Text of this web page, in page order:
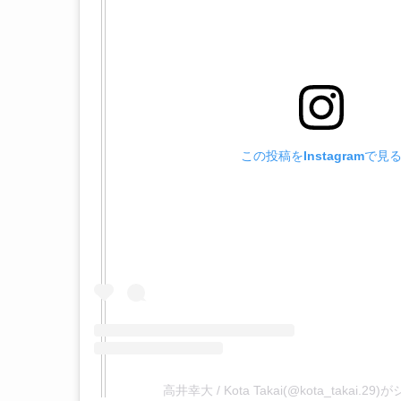
この投稿をInstagramで見る
高井幸大 / Kota Takai(@kota_takai.29)が